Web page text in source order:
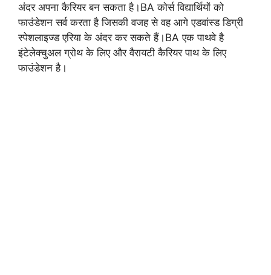
अंदर अपना कैरियर बन सकता है।BA कोर्स विद्यार्थियों को
फाउंडेशन सर्व करता है जिसकी वजह से वह आगे एडवांस्ड डिग्री
स्पेशलाइज्ड एरिया के अंदर कर सकते हैं।BA एक पाथवे है
इंटेलेक्चुअल ग्रोथ के लिए और वैरायटी कैरियर पाथ के लिए
फाउंडेशन है।